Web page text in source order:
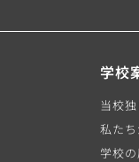
学校
当校
私た
学校